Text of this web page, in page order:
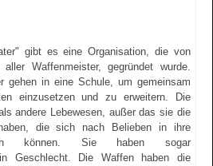
gibt es eine Organisation, die von
Waffenmeister, gegründet wurde.
gehen in eine Schule, um gemeinsam
einzusetzen und zu erweitern. Die
andere Lebewesen, außer das sie die
die sich nach Belieben in ihre
können. Sie haben sogar
Geschlecht. Die Waffen haben die